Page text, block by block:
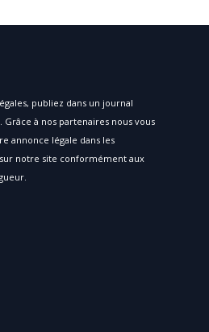
publiez dans un journal
Grâce à nos partenaires nous vous
annonce légale dans les
notre site conformément aux